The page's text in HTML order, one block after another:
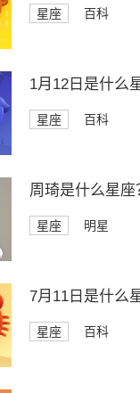
星座 百科
1月12日是什么
星座 百科
周琦是什么星座
星座 明星
7月11日是什么
星座 百科